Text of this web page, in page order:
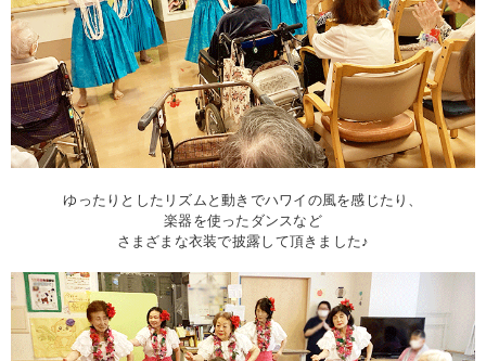
ゆったりとしたリズムと動きでハワイの風を感じたり、
楽器を使ったダンスなど
さまざまな衣装で披露して頂きました♪